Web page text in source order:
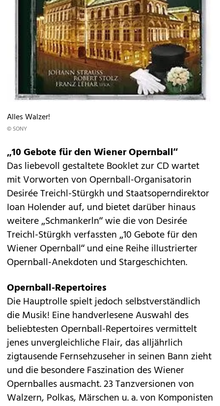
Alles Walzer!
© SONY
„10 Gebote für den Wiener Opernball“
Das liebevoll gestaltete Booklet zur CD wartet
mit Vorworten von Opernball-Organisatorin
Desirée Treichl-Stürgkh und Staatsoperndirektor
Ioan Holender auf, und bietet darüber hinaus
weitere „Schmankerln“ wie die von Desirée
Treichl-Stürgkh verfassten „10 Gebote für den
Wiener Opernball“ und eine Reihe illustrierter
Opernball-Anekdoten und Stargeschichten.
Opernball-Repertoires
Die Hauptrolle spielt jedoch selbstverständlich
die Musik! Eine handverlesene Auswahl des
beliebtesten Opernball-Repertoires vermittelt
jenes unvergleichliche Flair, das alljährlich
zigtausende Fernsehzuseher in seinen Bann zieht
und die besondere Faszination des Wiener
Opernballes ausmacht. 23 Tanzversionen von
Walzern, Polkas, Märschen u. a. von Komponisten